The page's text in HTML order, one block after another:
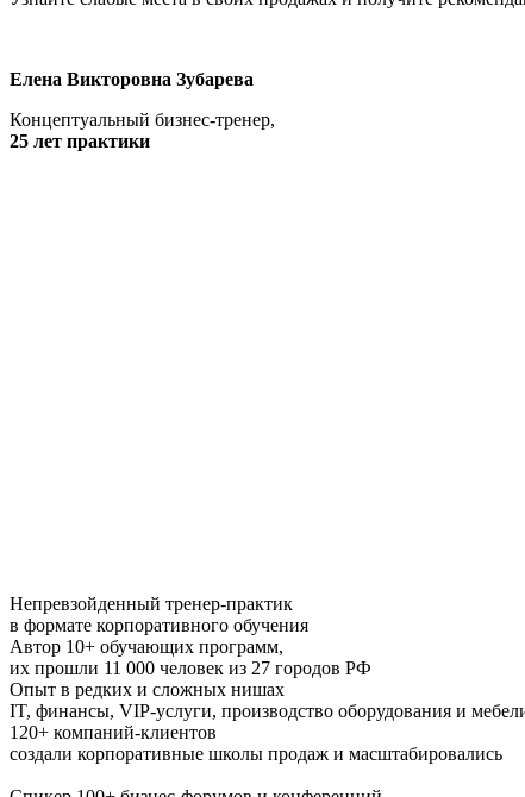
Елена Викторовна Зубарева
Концептуальный бизнес-тренер,
25 лет практики
Непревзойденный тренер-практик
в формате корпоративного обучения
Автор 10+ обучающих программ,
их прошли 11 000 человек из 27 городов РФ
Опыт в редких и сложных нишах
IT, финансы, VIP-услуги, производство оборудования и
120+ компаний-клиентов
создали корпоративные школы продаж и масштабировались